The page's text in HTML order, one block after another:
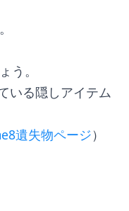
う。
いる隠しアイテム
遺失物ページ）